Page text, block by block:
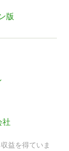
版
社
益を得ていま